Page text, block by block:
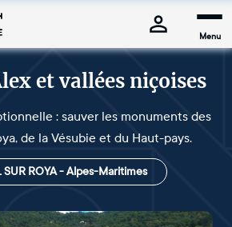
Menu
et vallées niçoises
: sauver les monuments des
de la Vésubie et du Haut-pays.
SUR ROYA - Alpes-Maritimes